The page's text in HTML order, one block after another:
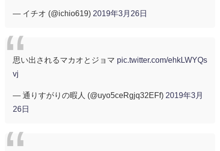
— イチオ (@ichio619) 2019年3月26日
思い出されるマカオとジョマ pic.twitter.com/ehkLWYQs
vj
— 通りすがりの暇人 (@uyo5ceRgjq32EFf) 2019年3月
26日